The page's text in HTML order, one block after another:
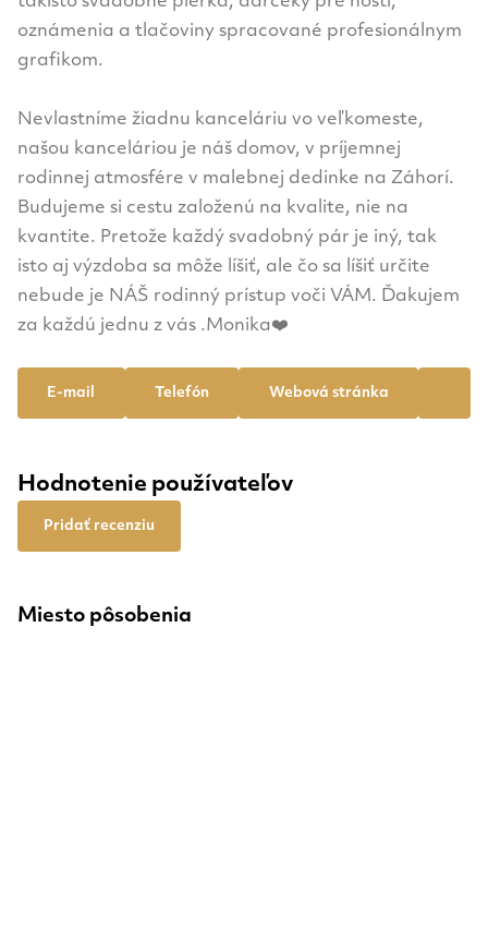
oznámenia a tlačoviny spracované profesionálnym
grafikom.
Nevlastníme žiadnu kanceláriu vo veľkomeste,
našou kanceláriou je náš domov, v príjemnej
rodinnej atmosfére v malebnej dedinke na Záhorí.
Budujeme si cestu založenú na kvalite, nie na
kvantite. Pretože každý svadobný pár je iný, tak
isto aj výzdoba sa môže líšiť, ale čo sa líšiť určite
nebude je NÁŠ rodinný prístup voči VÁM. Ďakujem
za každú jednu z vás .Monika❤️
E-mail Telefón Webová stránka
Hodnotenie používateľov
Pridať recenziu
Miesto pôsobenia